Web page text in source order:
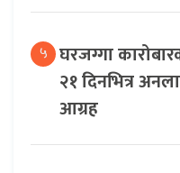
५ घरजग्गा
२१ दिनभित्र
आग्रह